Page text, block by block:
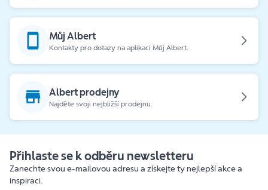
Můj Albert
Kontakty pro dotazy na aplikaci Můj Albert.
Albert prodejny
Najděte svoji nejbližší prodejnu.
Přihlaste se k odběru newsletteru
Zanechte svou e-mailovou adresu a získejte ty nejlepší akce a
inspiraci.